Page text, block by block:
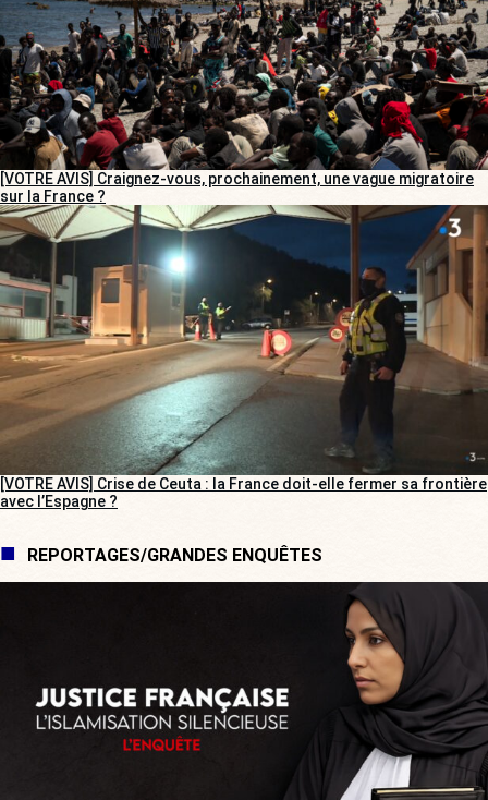
[VOTRE AVIS] Craignez-vous, prochainement, une vague migratoire
sur la France ?
[VOTRE AVIS] Crise de Ceuta : la France doit-elle fermer sa frontière
avec l’Espagne ?
REPORTAGES/GRANDES ENQUÊTES